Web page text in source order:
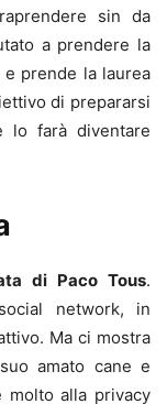
sin da
a prendere la
prende la laurea
di prepararsi
lo farà diventare
di Paco Tous.
network, in
Ma ci mostra
amato cane e
molto alla privacy